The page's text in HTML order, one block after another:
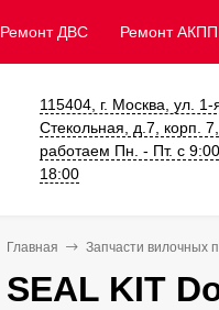
​Ремонт ДВС Ремонт АКПП
115404, г. Москва, ул. 1-
Стекольная, д.7, корп. 7,
работаем Пн. - Пт. с
18:00
Главная Запчасти вилочных
SEAL KIT